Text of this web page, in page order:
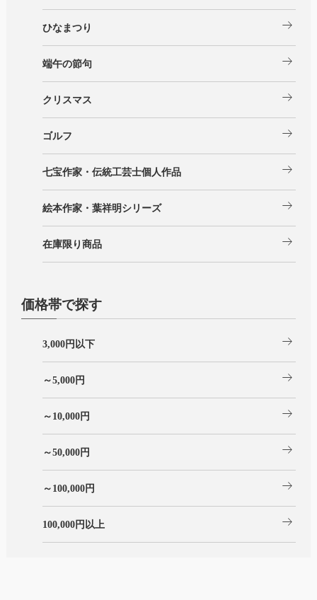
ひなまつり arrow_right_alt
端午の節句 arrow_right_alt
クリスマス arrow_right_alt
ゴルフ arrow_right_alt
七宝作家・伝統工芸士個人作品 arrow_right_alt
絵本作家・葉祥明シリーズ arrow_right_alt
在庫限り商品 arrow_right_alt
価格帯で探す
3,000円以下 arrow_right_alt
～5,000円 arrow_right_alt
～10,000円 arrow_right_alt
～50,000円 arrow_right_alt
～100,000円 arrow_right_alt
100,000円以上 arrow_right_alt